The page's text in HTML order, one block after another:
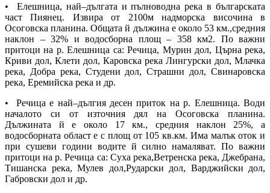
• Елешница, най–дългата и пълноводна река в българската
част Пиянец. Извира от 2100м надморска височина в
Осоговска планина. Общата й дължина е около 53 км.,средния
наклон – 32% и водосборна площ – 358 км2. По важни
притоци на р. Елешница са: Речица, Мурин дол, Църна река,
Криви дол, Клети дол, Каровска река Лингурски дол, Млачка
река, Добра река, Студени дол, Страшни дол, Свинаровска
река, Еремийска река и др.
• Речица е най–дългия десен приток на р. Елешница. Води
началото си от източния дял на Осоговска планина.
Дължината й е около 17 км., средния наклон 25%, а
водосборната област е с площ от 105 кв.км. Има малък оток и
при сушеви години водите й силно намаляват. По важни
притоци на р. Речица са: Суха река,Ветренска река, Джебрана,
Тишанска река, Мулев дол,Рударски дол, Варджийски дол,
Габровски дол и др.